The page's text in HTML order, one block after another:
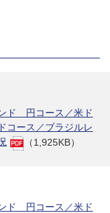
ド 円コース／米ド
コース／ブラジルレ
（1,925KB）
ド 円コース／米ド